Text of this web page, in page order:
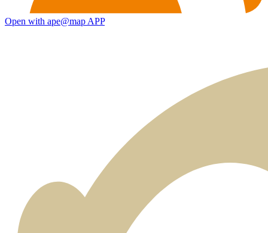
Open with ape@map APP